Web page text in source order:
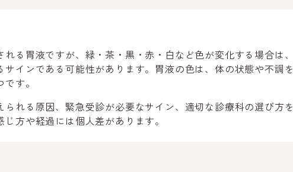
る胃液ですが、緑・茶・黒・赤・白など色が変化する場合は、
インである可能性があります。胃液の色は、体の状態や不調を
す。
れる原因、緊急受診が必要なサイン、適切な診療科の選び方を
方や経過には個人差があります。